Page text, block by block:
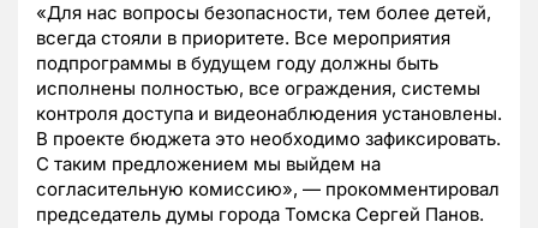
«Для нас вопросы безопасности, тем более детей,
всегда стояли в приоритете. Все мероприятия
подпрограммы в будущем году должны быть
исполнены полностью, все ограждения, системы
контроля доступа и видеонаблюдения установлены.
В проекте бюджета это необходимо зафиксировать.
С таким предложением мы выйдем на
согласительную комиссию», — прокомментировал
председатель думы города Томска Сергей Панов.